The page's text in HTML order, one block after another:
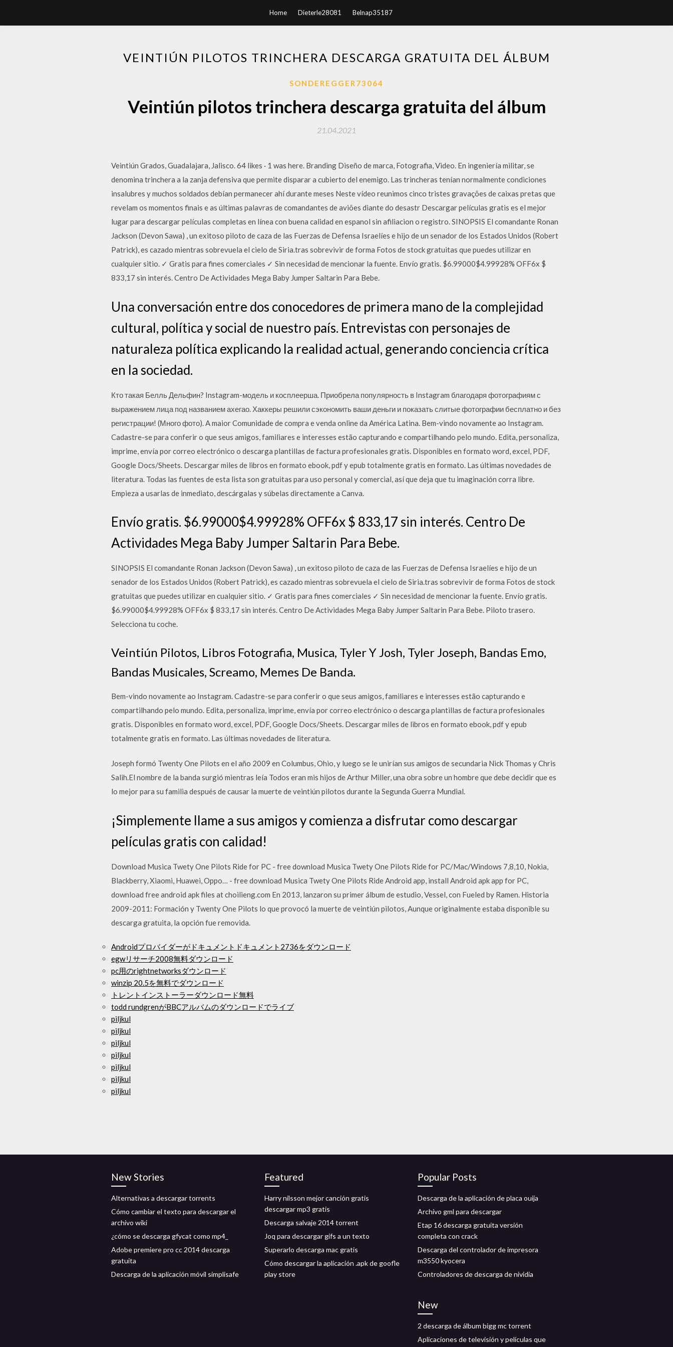
Home Dieterle28081 Belnap35187
VEINTIÚN PILOTOS TRINCHERA DESCARGA GRATUITA DEL ÁLBUM
SONDEREGGER73064
Veintiún pilotos trinchera descarga gratuita del álbum
21.04.2021
Veintiún Grados, Guadalajara, Jalisco. 64 likes · 1 was here. Branding Diseño de marca, Fotografia, Video. En ingeniería militar, se
denomina trinchera a la zanja defensiva que permite disparar a cubierto del enemigo. Las trincheras tenían normalmente condiciones
insalubres y muchos soldados debían permanecer ahí durante meses Neste vídeo reunimos cinco tristes gravações de caixas pretas que
revelam os momentos finais e as últimas palavras de comandantes de aviões diante do desastr Descargar películas gratis es el mejor
lugar para descargar películas completas en línea con buena calidad en espanol sin afiliacion o registro. SINOPSIS El comandante Ronan
Jackson (Devon Sawa) , un exitoso piloto de caza de las Fuerzas de Defensa Israelíes e hijo de un senador de los Estados Unidos (Robert
Patrick), es cazado mientras sobrevuela el cielo de Siria.tras sobrevivir de forma Fotos de stock gratuitas que puedes utilizar en
cualquier sitio. ✓ Gratis para fines comerciales ✓ Sin necesidad de mencionar la fuente. Envío gratis. $6.99000$4.99928% OFF6x $
833,17 sin interés. Centro De Actividades Mega Baby Jumper Saltarin Para Bebe.
Una conversación entre dos conocedores de primera mano de la complejidad
cultural, política y social de nuestro país. Entrevistas con personajes de
naturaleza política explicando la realidad actual, generando conciencia crítica
en la sociedad.
Кто такая Белль Дельфин? Instagram-модель и косплеерша. Приобрела популярность в Instagram благодаря фотографиям с
выражением лица под названием ахегао. Хаккеры решили сэкономить ваши деньги и показать слитые фотографии бесплатно и без
регистрации! (Много фото). A maior Comunidade de compra e venda online da América Latina. Bem-vindo novamente ao Instagram.
Cadastre-se para conferir o que seus amigos, familiares e interesses estão capturando e compartilhando pelo mundo. Edita, personaliza,
imprime, envía por correo electrónico o descarga plantillas de factura profesionales gratis. Disponibles en formato word, excel, PDF,
Google Docs/Sheets. Descargar miles de libros en formato ebook, pdf y epub totalmente gratis en formato. Las últimas novedades de
literatura. Todas las fuentes de esta lista son gratuitas para uso personal y comercial, así que deja que tu imaginación corra libre.
Empieza a usarlas de inmediato, descárgalas y súbelas directamente a Canva.
Envío gratis. $6.99000$4.99928% OFF6x $ 833,17 sin interés. Centro De
Actividades Mega Baby Jumper Saltarin Para Bebe.
SINOPSIS El comandante Ronan Jackson (Devon Sawa) , un exitoso piloto de caza de las Fuerzas de Defensa Israelíes e hijo de un
senador de los Estados Unidos (Robert Patrick), es cazado mientras sobrevuela el cielo de Siria.tras sobrevivir de forma Fotos de stock
gratuitas que puedes utilizar en cualquier sitio. ✓ Gratis para fines comerciales ✓ Sin necesidad de mencionar la fuente. Envío gratis.
$6.99000$4.99928% OFF6x $ 833,17 sin interés. Centro De Actividades Mega Baby Jumper Saltarin Para Bebe. Piloto trasero.
Selecciona tu coche.
Veintiún Pilotos, Libros Fotografia, Musica, Tyler Y Josh, Tyler Joseph, Bandas Emo,
Bandas Musicales, Screamo, Memes De Banda.
Bem-vindo novamente ao Instagram. Cadastre-se para conferir o que seus amigos, familiares e interesses estão capturando e
compartilhando pelo mundo. Edita, personaliza, imprime, envía por correo electrónico o descarga plantillas de factura profesionales
gratis. Disponibles en formato word, excel, PDF, Google Docs/Sheets. Descargar miles de libros en formato ebook, pdf y epub
totalmente gratis en formato. Las últimas novedades de literatura.
Joseph formó Twenty One Pilots en el año 2009 en Columbus, Ohio, y luego se le unirían sus amigos de secundaria Nick Thomas y Chris
Salih.El nombre de la banda surgió mientras leía Todos eran mis hijos de Arthur Miller, una obra sobre un hombre que debe decidir que es
lo mejor para su familia después de causar la muerte de veintiún pilotos durante la Segunda Guerra Mundial.
¡Simplemente llame a sus amigos y comienza a disfrutar como descargar
películas gratis con calidad!
Download Musica Twety One Pilots Ride for PC - free download Musica Twety One Pilots Ride for PC/Mac/Windows 7,8,10, Nokia,
Blackberry, Xiaomi, Huawei, Oppo… - free download Musica Twety One Pilots Ride Android app, install Android apk app for PC,
download free android apk files at choilieng.com En 2013, lanzaron su primer álbum de estudio, Vessel, con Fueled by Ramen. Historia
2009-2011: Formación y Twenty One Pilots lo que provocó la muerte de veintiún pilotos, Aunque originalmente estaba disponible su
descarga gratuita, la opción fue removida.
Androidプロバイダーがドキュメントドキュメント2736をダウンロード
egwリサーチ2008無料ダウンロード
pc用のrightnetworksダウンロード
winzip 20.5を無料でダウンロード
トレントインストーラーダウンロード無料
todd rundgrenがBBCアルバムのダウンロードでライブ
piljkul
piljkul
piljkul
piljkul
piljkul
piljkul
piljkul
New Stories
Alternativas a descargar torrents
Cómo cambiar el texto para descargar el
archivo wiki
¿cómo se descarga gfycat como mp4_
Adobe premiere pro cc 2014 descarga
gratuita
Descarga de la aplicación móvil simplisafe
Featured
Harry nilsson mejor canción gratis
descargar mp3 gratis
Descarga salvaje 2014 torrent
Joq para descargar gifs a un texto
Superarlo descarga mac gratis
Cómo descargar la aplicación .apk de goofle
play store
Popular Posts
Descarga de la aplicación de placa ouija
Archivo gml para descargar
Etap 16 descarga gratuita versión
completa con crack
Descarga del controlador de impresora
m3550 kyocera
Controladores de descarga de nividia
New
2 descarga de álbum bigg mc torrent
Aplicaciones de televisión y películas que